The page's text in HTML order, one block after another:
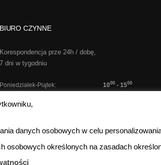
BIURO CZYNNE
Korespondencja prze 24h / dobę,
7 dni w tygodniu
Poniedziałek-Piątek: 1000- 1500
danych osobowych w celu
osobowych określonych na zasadach